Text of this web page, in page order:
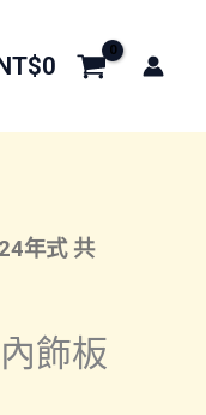
0
年式 共
飾板